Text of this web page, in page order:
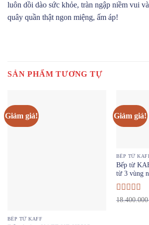
luôn dồi dào sức khỏe, tràn ngập niềm vui
quây quần thật ngon miệng, ấm áp!
SẢN PHẨM TƯƠNG TỰ
Giảm giá!
BẾP TỪ KAFF
Giảm giá!
BẾP TỪ
Bếp từ
từ 3 vùng
Được xếp